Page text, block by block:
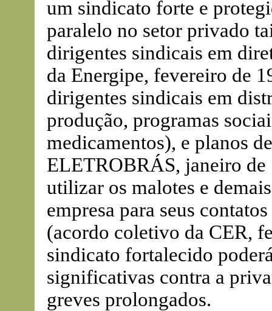
um sindicato forte e
paralelo no setor privado
dirigentes sindicais em
da Energipe, fevereiro de
dirigentes sindicais em
produção, programas
medicamentos), e planos
ELETROBRÁS, janeiro
utilizar os malotes e
empresa para seus
(acordo coletivo da CER,
sindicato fortalecido
significativas contra a
greves prolongados.